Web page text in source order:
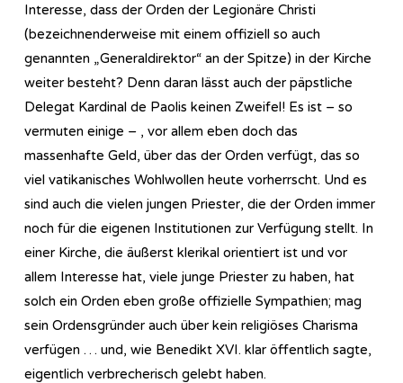
Interesse, dass der Orden der Legionäre Christi
(bezeichnenderweise mit einem offiziell so auch
genannten „Generaldirektor“ an der Spitze) in der Kirche
weiter besteht? Denn daran lässt auch der päpstliche
Delegat Kardinal de Paolis keinen Zweifel! Es ist – so
vermuten einige – , vor allem eben doch das
massenhafte Geld, über das der Orden verfügt, das so
viel vatikanisches Wohlwollen heute vorherrscht. Und es
sind auch die vielen jungen Priester, die der Orden immer
noch für die eigenen Institutionen zur Verfügung stellt. In
einer Kirche, die äußerst klerikal orientiert ist und vor
allem Interesse hat, viele junge Priester zu haben, hat
solch ein Orden eben große offizielle Sympathien; mag
sein Ordensgründer auch über kein religiöses Charisma
verfügen … und, wie Benedikt XVI. klar öffentlich sagte,
eigentlich verbrecherisch gelebt haben.